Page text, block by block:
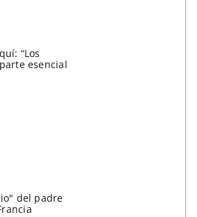
“Los
esencial
del padre